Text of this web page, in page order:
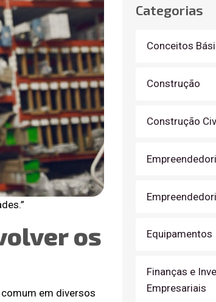
os
em diversos
Categorias
Conceitos
Construção
Construção
Equipamentos
Finanças e
Empresariais